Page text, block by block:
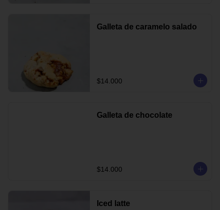
Galleta de caramelo salado
$14.000
Galleta de chocolate
$14.000
Iced latte